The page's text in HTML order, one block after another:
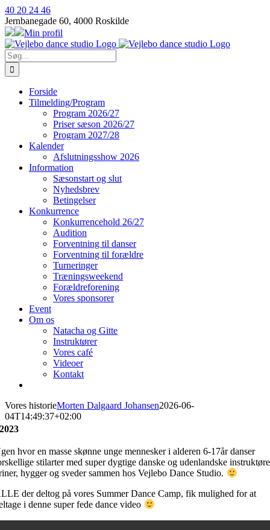
Skip
to
content
40 20 24 46
Jernbanegade 60, 4000 Roskilde
Min profil
Søg
efter:
Forside
Tilmelding/Program
Program 2026/27
Priser sæson 2026/27
Program 2027/28
Kalender
Afslutningsshow 2026
Information
Sæsonstart og slut
Nyhedsbrev
Betingelser
Konkurrence
Konkurrencehold 26/27
Audition
Forventning til danser
Forventning til forældre
Turneringer
Træningsweekend
Forældreforening
Vores sponsorer
Event
Om os
Natacha og Gitte
Instruktører
Vores café
Videoer
Kontakt
Vores historieMorten Dalgaard Johansen2026-06-
04T14:49:37+02:00
2023
hvor en masse skønne unge mennesker i alderen 6-17år danser
stilarter med super dygtige danske og udenlandske
hygger og sveder sammen hos Vejlebo Dance Studio.
der deltog på vores Summer Dance Camp, fik mulighed for at
i denne super fede dance video